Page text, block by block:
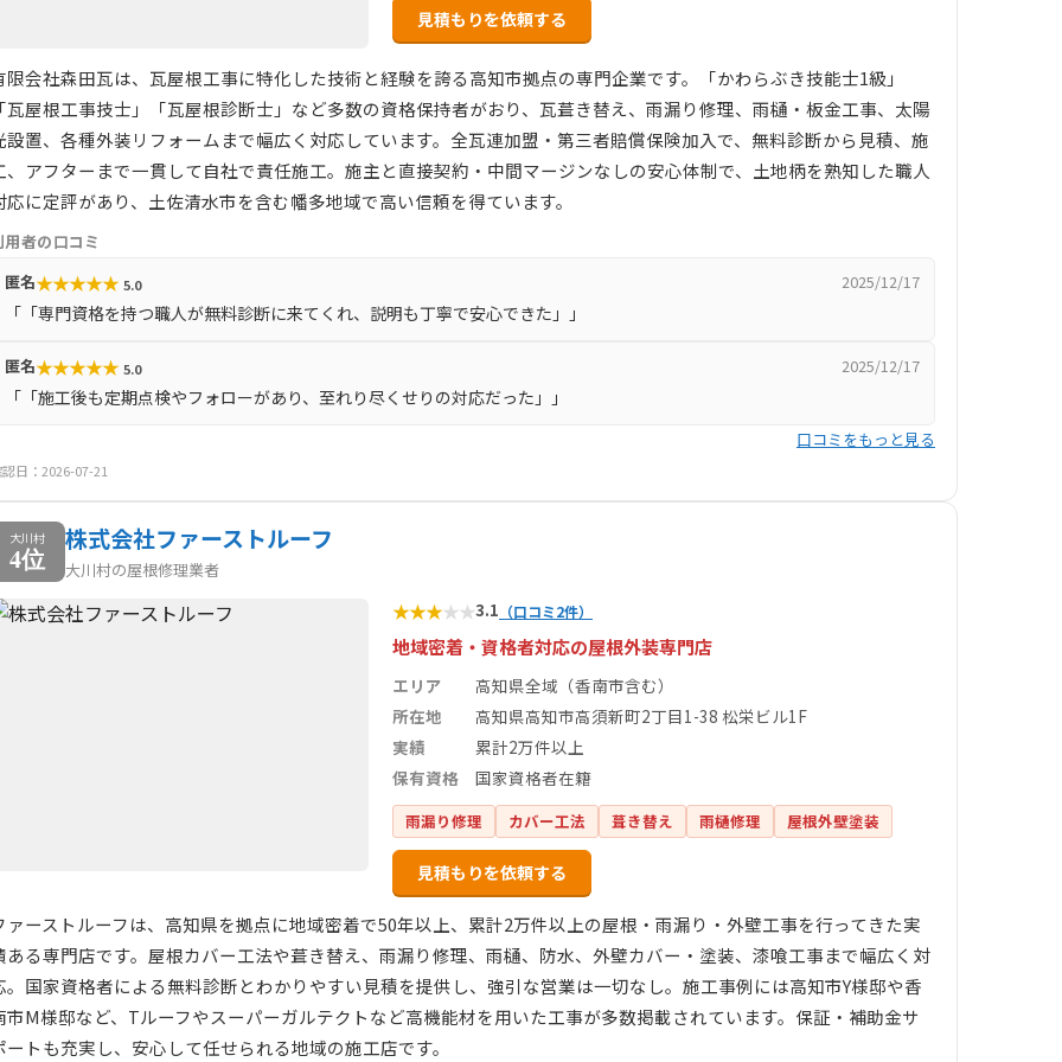
見積もりを依頼する
限会社森田瓦は、瓦屋根工事に特化した技術と経験を誇る高知市拠点の専門企業です。「かわらぶき技能士1級」
瓦屋根工事技士」「瓦屋根診断士」など多数の資格保持者がおり、瓦葺き替え、雨漏り修理、雨樋・板金工事、太陽
設置、各種外装リフォームまで幅広く対応しています。全瓦連加盟・第三者賠償保険加入で、無料診断から見積、施
、アフターまで一貫して自社で責任施工。施主と直接契約・中間マージンなしの安心体制で、土地柄を熟知した職人
応に定評があり、土佐清水市を含む幡多地域で高い信頼を得ています。
用者の口コミ
匿名★★★★★ 5.0 2025/12/17
「「専門資格を持つ職人が無料診断に来てくれ、説明も丁寧で安心できた」」
匿名★★★★★ 5.0 2025/12/17
「「施工後も定期点検やフォローがあり、至れり尽くせりの対応だった」」
口コミをもっと見る
日：2026-07-21
大川村
4位
株式会社ファーストルーフ
大川村の屋根修理業者
★★★★★3.1 （口コミ2件）
地域密着・資格者対応の屋根外装専門店
エリア
高知県全域（香南市含む）
所在地
高知県高知市高須新町2丁目1-38 松栄ビル1F
実績
累計2万件以上
保有資格
国家資格者在籍
雨漏り修理 カバー工法 葺き替え 雨樋修理 屋根外壁塗装
見積もりを依頼する
ァーストルーフは、高知県を拠点に地域密着で50年以上、累計2万件以上の屋根・雨漏り・外壁工事を行ってきた実
ある専門店です。屋根カバー工法や葺き替え、雨漏り修理、雨樋、防水、外壁カバー・塗装、漆喰工事まで幅広く対
。国家資格者による無料診断とわかりやすい見積を提供し、強引な営業は一切なし。施工事例には高知市Y様邸や香
市M様邸など、Tルーフやスーパーガルテクトなど高機能材を用いた工事が多数掲載されています。保証・補助金サ
ートも充実し、安心して任せられる地域の施工店です。